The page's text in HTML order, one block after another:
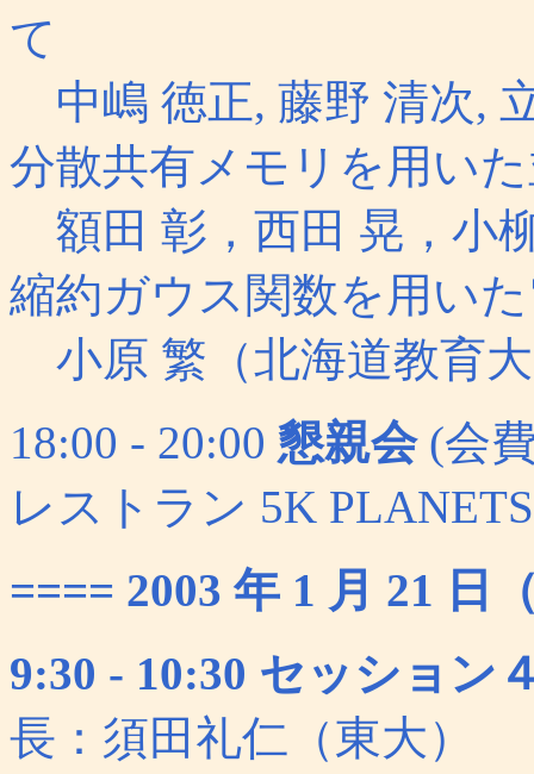
て
中嶋 徳正, 藤野 清次,
分散共有メモリを用い
額田 彰，西田 晃，小
縮約ガウス関数を用い
小原 繁（北海道教育
18:00 - 20:00 懇親会(会
レストラン 5K
==== 2003 年 1 月 21 日
9:30 - 10:30 セッション
長：須田礼仁（東大）